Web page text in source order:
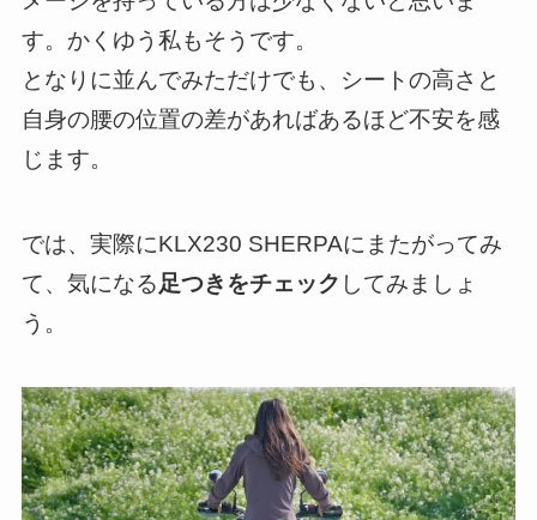
す。かくゆう私もそうです。
となりに並んでみただけでも、シートの高さと
自身の腰の位置の差があればあるほど不安を感
じます。
では、実際にKLX230 SHERPAにまたがってみ
て、気になる足つきをチェック してみましょ
う。